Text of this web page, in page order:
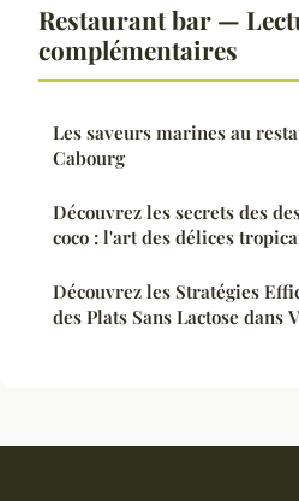
Restaurant bar —
complémentaires
Les saveurs marines au
Cabourg
Découvrez les secrets des
coco : l'art des délices
Découvrez les Stratégies
des Plats Sans Lactose dans